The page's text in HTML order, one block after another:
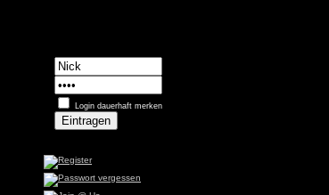
Login dauerhaft merken